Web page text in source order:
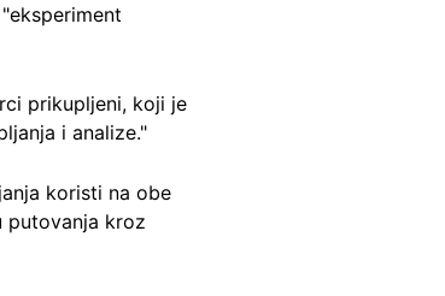
prikupljeni, koji je
i analize."
koristi na obe
putovanja kroz